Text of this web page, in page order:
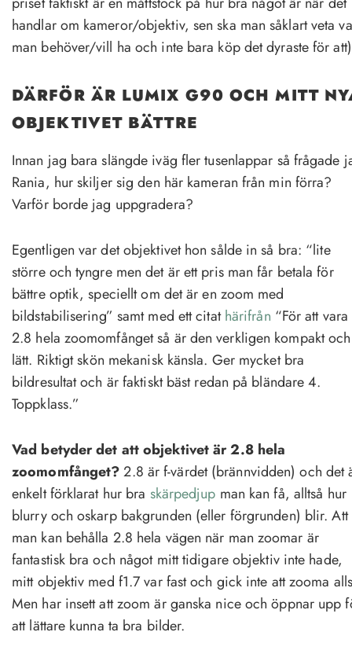
handlar om kameror/objektiv, sen ska man såklart veta
man behöver/vill ha och inte bara köp det dyraste för
DÄRFÖR ÄR LUMIX G90 OCH MITT
OBJEKTIVET BÄTTRE
Innan jag bara slängde iväg fler tusenlappar så frågade
Rania, hur skiljer sig den här kameran från min förra?
Varför borde jag uppgradera?
Egentligen var det objektivet hon sålde in så bra: “lite
större och tyngre men det är ett pris man får betala för
bättre optik, speciellt om det är en zoom med
bildstabilisering” samt med ett citathärifrån “För att vara
2.8 hela zoomomfånget så är den verkligen kompakt och
lätt. Riktigt skön mekanisk känsla. Ger mycket bra
bildresultat och är faktiskt bäst redan på bländare 4.
Toppklass.”
Vad betyder det att objektivet är 2.8 hela
zoomomfånget?2.8 är f-värdet (brännvidden) och det
enkelt förklarat hur bra skärpedjup man kan få, alltså hur
blurry och oskarp bakgrunden (eller förgrunden) blir. Att
man kan behålla 2.8 hela vägen när man zoomar är
fantastisk bra och något mitt tidigare objektiv inte hade,
mitt objektiv med f1.7 var fast och gick inte att zooma
Men har insett att zoom är ganska nice och öppnar upp
att lättare kunna ta bra bilder.